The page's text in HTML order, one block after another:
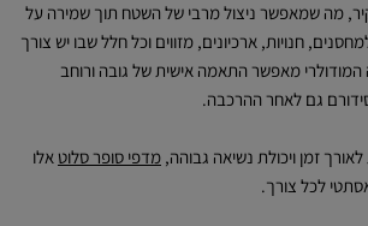
מה שמאפשר ניצול מרבי של השטח תוך שמירה על
חנויות, ארכיונים, מזווים וכל חלל שבו יש צורך
המודולרי מאפשר התאמה אישית של גובה ורוחב
גם לאחר ההרכבה.
זמן ויכולת נשיאה גבוהה, מדפי סופר סלוט אלו
לכל צורך.